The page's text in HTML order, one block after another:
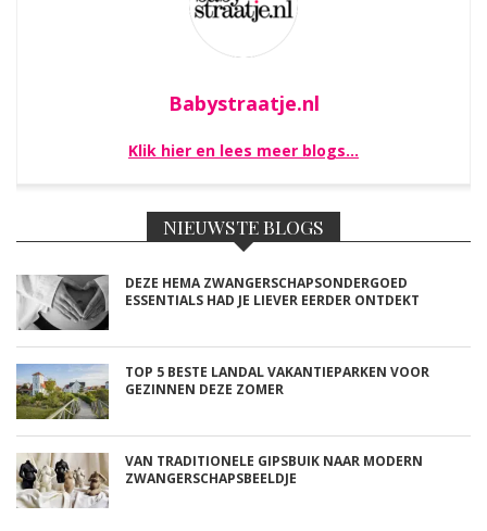
Babystraatje.nl
Klik hier en lees meer blogs…
NIEUWSTE BLOGS
DEZE HEMA ZWANGERSCHAPSONDERGOED
ESSENTIALS HAD JE LIEVER EERDER ONTDEKT
TOP 5 BESTE LANDAL VAKANTIEPARKEN VOOR
GEZINNEN DEZE ZOMER
VAN TRADITIONELE GIPSBUIK NAAR MODERN
ZWANGERSCHAPSBEELDJE